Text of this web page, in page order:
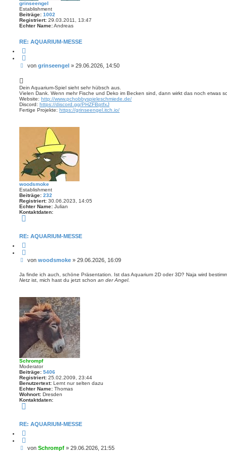
grinseengel
Establishment
Beiträge: 1002
Registriert: 29.03.2011, 13:47
Echter Name:Andreas
RE: AQUARIUM-MESSE
i
n
B
t
r
a
g
von grinseengel» 29.06.2026, 14:50
Dein Aquarium-Spiel sieht sehr hübsch aus.
Vielen Dank. Wenn mehr Fische und Deko im Becken sind, dann wirkt das noch etwas
Website: http://www.pchobbyspieleschmiede.de/
Discord: https://discord.gg/PHZFBptfxJ
Fertige Projekte: https://grinseengel.itch.io/
woodsmoke
Establishment
Beiträge: 232
Registriert: 30.06.2023, 14:05
Echter Name: Julian
Kontaktdaten:
a
a
e
n
o
o
d
m
e
RE: AQUARIUM-MESSE
i
r
e
n
B
t
von woodsmoke» 29.06.2026, 16:09
Ja finde ich auch, schöne Präsentation. Ist das Aquarium 2D oder 3D? Naja wird
Netz ist, mich hast du jetzt schon an der Angel.
Schrompf
Moderator
Beiträge: 5406
Registriert: 25.02.2009, 23:44
Benutzertext: Lernt nur selten dazu
Echter Name: Thomas
Wohnort: Dresden
Kontaktdaten:
a
a
RE: AQUARIUM-MESSE
iBvon Schrompf» 29.06.2026, 21:55